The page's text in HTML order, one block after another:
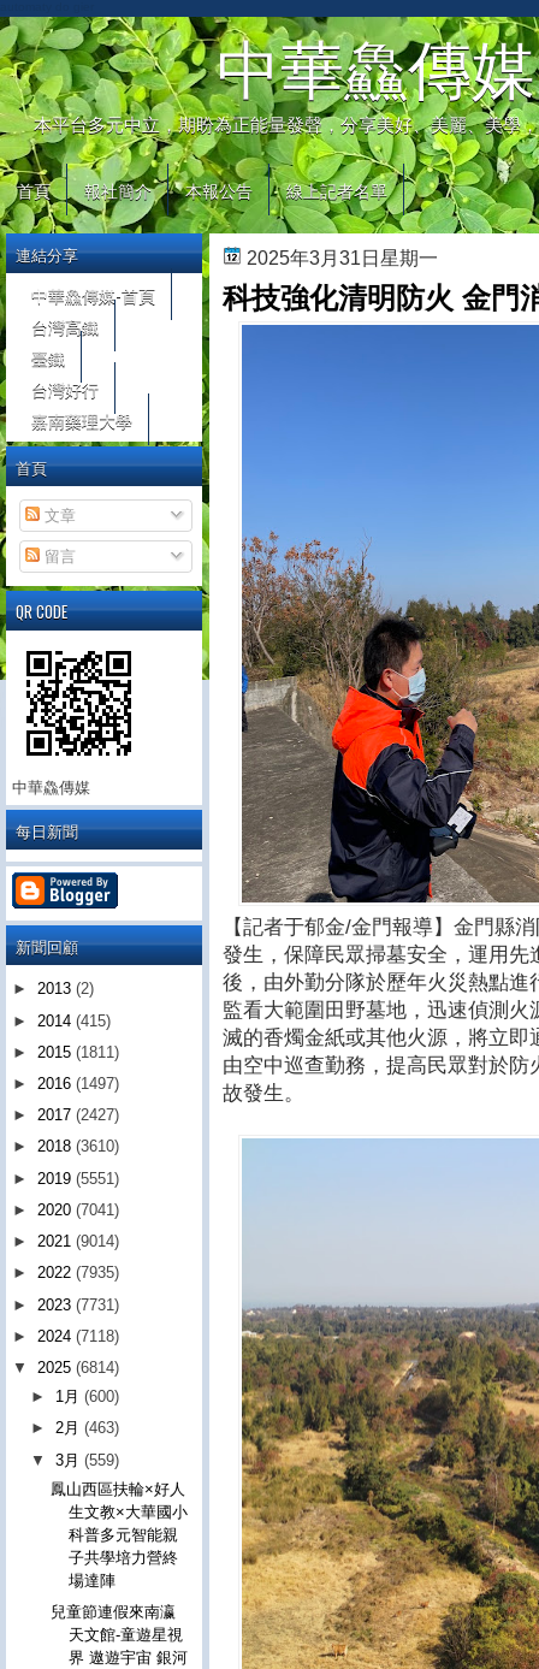
中華鱻傳媒
本平台多元中立，期盼為正能量發聲，分享美好、美麗、美學
首頁 報社簡介 本報公告 線上記者名單
2025年3月31日星期一
科技強化清明防火 金門
【記者于郁金/金門報導】金門縣
發生，保障民眾掃墓安全，運用
後，由外勤分隊於歷年火災熱點
監看大範圍田野墓地，迅速偵測
滅的香燭金紙或其他火源，將立
由空中巡查勤務，提高民眾對於
故發生。
連結分享
中華鱻傳媒-首頁
台灣高鐵
臺鐵
台灣好行
嘉南藥理大學
首頁
文章
留言
QR CODE
中華鱻傳媒
每日新聞
新聞回顧
► 2013 (2)
► 2014 (415)
► 2015 (1811)
► 2016 (1497)
► 2017 (2427)
► 2018 (3610)
► 2019 (5551)
► 2020 (7041)
► 2021 (9014)
► 2022 (7935)
► 2023 (7731)
► 2024 (7118)
▼ 2025 (6814)
► 1月(600)
►2月(463)
▼3月(559)
鳳山西區扶輪×好人
生文教×大華國小
科普多元智能親
子共學培力營終
場達陣
兒童節連假來南瀛
天文館-童遊星視
界 遨遊宇宙 銀河